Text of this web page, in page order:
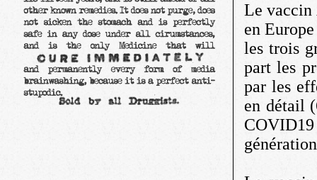
Le vaccin
en
les trois
part les
par les
en détail